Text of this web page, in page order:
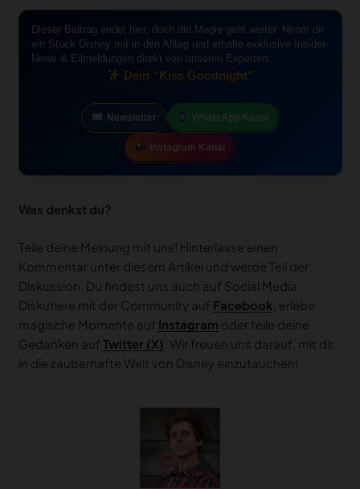
Dieser Beitrag endet hier, doch die Magie geht weiter. Nimm dir
ein Stück Disney mit in den Alltag und erhalte exklusive Insider-
News & Eilmeldungen direkt von unseren Experten.
Dein “Kiss Goodnight”
Newsletter WhatsApp Kanal
Instagram Kanal
Was denkst du?
Teile deine Meinung mit uns! Hinterlasse einen
Kommentar unter diesem Artikel und werde Teil der
Diskussion. Du findest uns auch auf Social Media:
Diskutiere mit der Community auf Facebook , erlebe
magische Momente auf Instagram oder teile deine
Gedanken auf Twitter (X) . Wir freuen uns darauf, mit dir
in die zauberhafte Welt von Disney einzutauchen!